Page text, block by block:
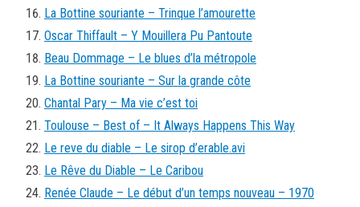
La Bottine souriante – Trinque l’amourette
Oscar Thiffault – Y Mouillera Pu Pantoute
Beau Dommage – Le blues d’la métropole
La Bottine souriante – Sur la grande côte
Chantal Pary – Ma vie c’est toi
Toulouse – Best of – It Always Happens This Way
Le reve du diable – Le sirop d’erable.avi
Le Rêve du Diable – Le Caribou
Renée Claude – Le début d’un temps nouveau – 1970